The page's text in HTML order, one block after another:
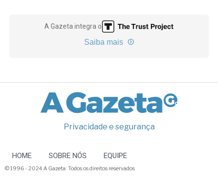
A Gazeta integra o
Saiba mais
Privacidade e segurança
HOME SOBRE NÓS EQUIPE
© 1996 - 2024 A Gazeta. Todos os direitos reservados